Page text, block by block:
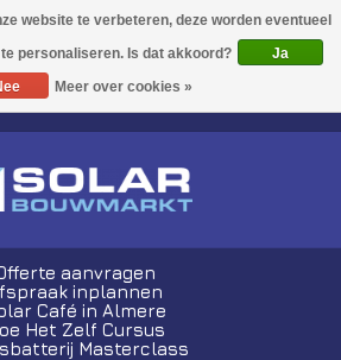
0 Artikelen - €0,00
aanvragen
inplannen
Café in Almere
Het Zelf Cursus
Masterclass
Ja
Meer over cookies »